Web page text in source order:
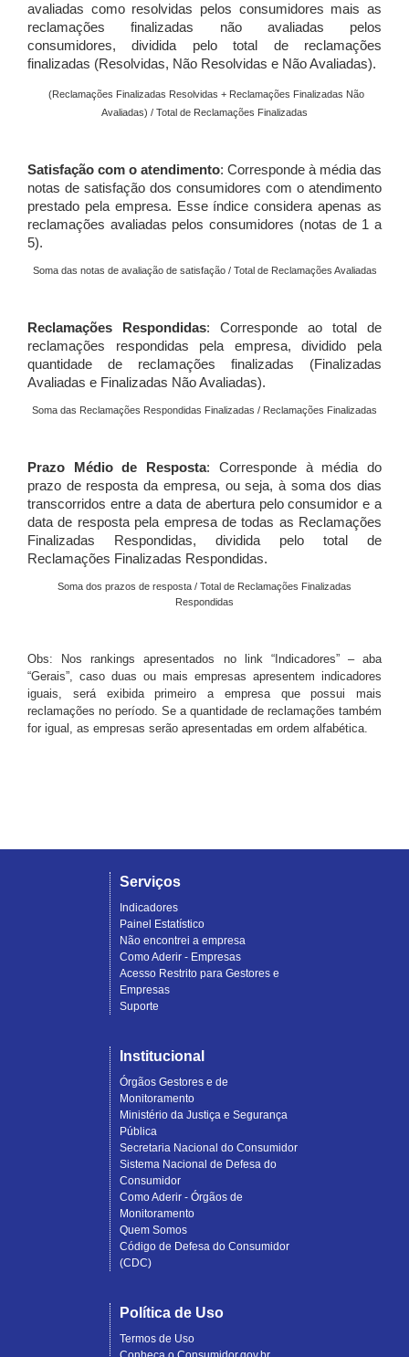
avaliadas como resolvidas pelos consumidores mais as
reclamações finalizadas não avaliadas pelos
consumidores, dividida pelo total de reclamações
finalizadas (Resolvidas, Não Resolvidas e Não Avaliadas).
(Reclamações Finalizadas Resolvidas + Reclamações Finalizadas Não
Avaliadas) / Total de Reclamações Finalizadas
Satisfação com o atendimento: Corresponde à média das
notas de satisfação dos consumidores com o atendimento
prestado pela empresa. Esse índice considera apenas as
reclamações avaliadas pelos consumidores (notas de 1 a
5).
Soma das notas de avaliação de satisfação / Total de Reclamações Avaliadas
Reclamações Respondidas: Corresponde ao total de
reclamações respondidas pela empresa, dividido pela
quantidade de reclamações finalizadas (Finalizadas
Avaliadas e Finalizadas Não Avaliadas).
Soma das Reclamações Respondidas Finalizadas / Reclamações Finalizadas
Prazo Médio de Resposta: Corresponde à média do
prazo de resposta da empresa, ou seja, à soma dos dias
transcorridos entre a data de abertura pelo consumidor e a
data de resposta pela empresa de todas as Reclamações
Finalizadas Respondidas, dividida pelo total de
Reclamações Finalizadas Respondidas.
Soma dos prazos de resposta / Total de Reclamações Finalizadas
Respondidas
Obs: Nos rankings apresentados no link “Indicadores” – aba
“Gerais”, caso duas ou mais empresas apresentem indicadores
iguais, será exibida primeiro a empresa que possui mais
reclamações no período. Se a quantidade de reclamações também
for igual, as empresas serão apresentadas em ordem alfabética.
Serviços
Indicadores
Painel Estatístico
Não encontrei a empresa
Como Aderir - Empresas
Acesso Restrito para Gestores e
Empresas
Suporte
Institucional
Órgãos Gestores e de
Monitoramento
Ministério da Justiça e Segurança
Pública
Secretaria Nacional do Consumidor
Sistema Nacional de Defesa do
Consumidor
Como Aderir - Órgãos de
Monitoramento
Quem Somos
Código de Defesa do Consumidor
(CDC)
Política de Uso
Termos de Uso